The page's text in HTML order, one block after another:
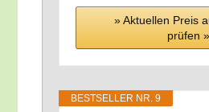
» Aktu­el­len Preis
prü­fen »
BEST­SEL­LER NR. 9